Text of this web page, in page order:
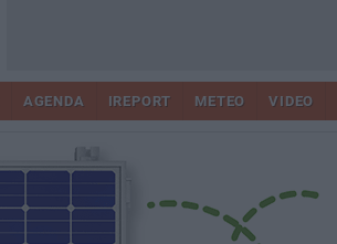
AGENDA IREPORT METEO VIDEO